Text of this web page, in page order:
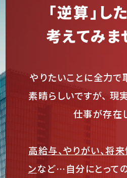
「逆算」し
考えてみま
やりたいことに全力で
素晴らしいですが、 現
仕事が存在
高給与、やりがい、将
ンなど…自分にとって